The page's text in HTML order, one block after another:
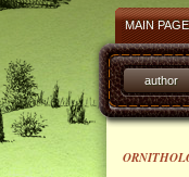
MAIN PAGE
author